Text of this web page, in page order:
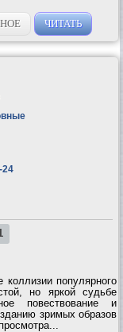
ЧИТАТЬ
24
популярного
но яркой судьбе
повествование и
зримых образов